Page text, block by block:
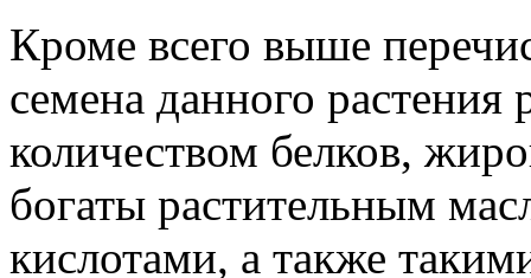
Кроме всего выше
семена данного
количеством белков,
богаты растительным
кислотами, а также